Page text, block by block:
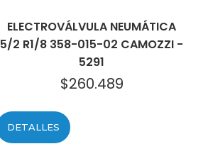
ELECTROVÁLVULA NEUMÁTICA
5/2 R1/8 358-015-02 CAMOZZI -
5291
$260.489
DETALLES